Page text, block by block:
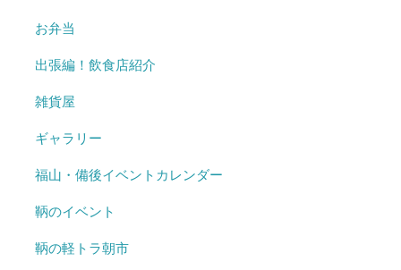
お弁当
出張編！飲食店紹介
雑貨屋
ギャラリー
福山・備後イベントカレンダー
鞆のイベント
鞆の軽トラ朝市